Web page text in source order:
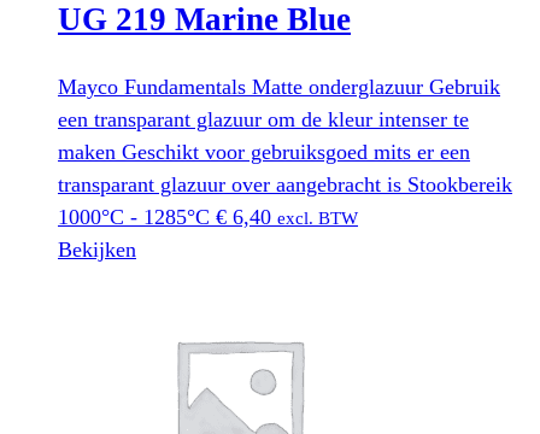
UG 219 Marine Blue
Mayco Fundamentals Matte onderglazuur Gebruik
een transparant glazuur om de kleur intenser te
maken Geschikt voor gebruiksgoed mits er een
transparant glazuur over aangebracht is Stookbereik
1000°C - 1285°C € 6,40 excl. BTW
Bekijken